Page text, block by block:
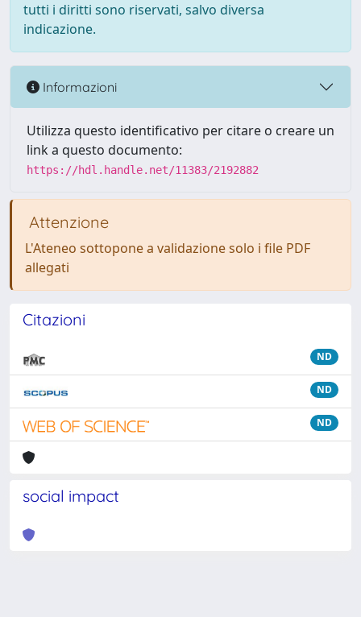
tutti i diritti sono riservati, salvo diversa
indicazione.
Informazioni
Utilizza questo identificativo per citare o creare un
link a questo documento:
https://hdl.handle.net/11383/2192882
Attenzione
L'Ateneo sottopone a validazione solo i file PDF
allegati
Citazioni
ND
ND
ND
social impact